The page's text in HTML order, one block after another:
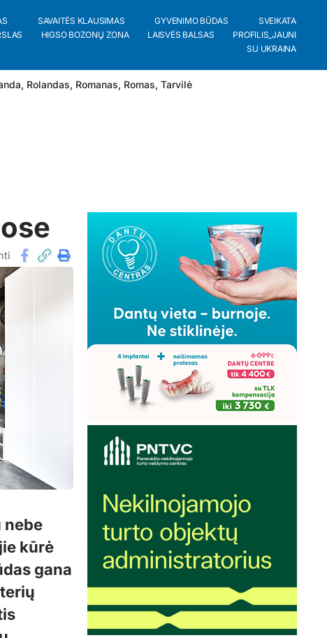
SAVAITĖS KLAUSIMAS GYVENIMO BŪDAS
SVEIKATA
HIGSO BOZONŲ ZONA LAISVĖS BALSAS
PROFILIS_JAUNI
SU UKRAINA
, Rolandas, Romanas, Romas, Tarvilė
nebe
kūrė
gana